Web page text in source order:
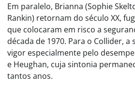
Em paralelo, Brianna (Sophie
Rankin) retornam do século XX,
que colocaram em risco a
década de 1970. Para o Collider, a
vigor especialmente pelo
e Heughan, cuja sintonia
tantos anos.